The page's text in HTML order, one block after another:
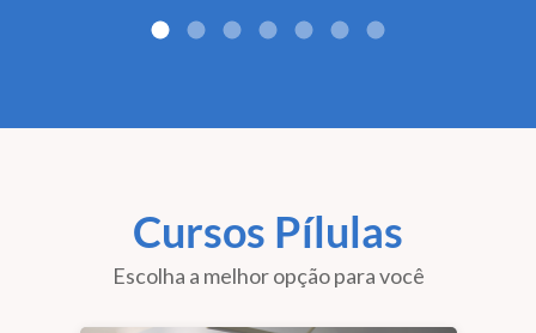
Cursos Pílulas
Escolha a melhor opção para você